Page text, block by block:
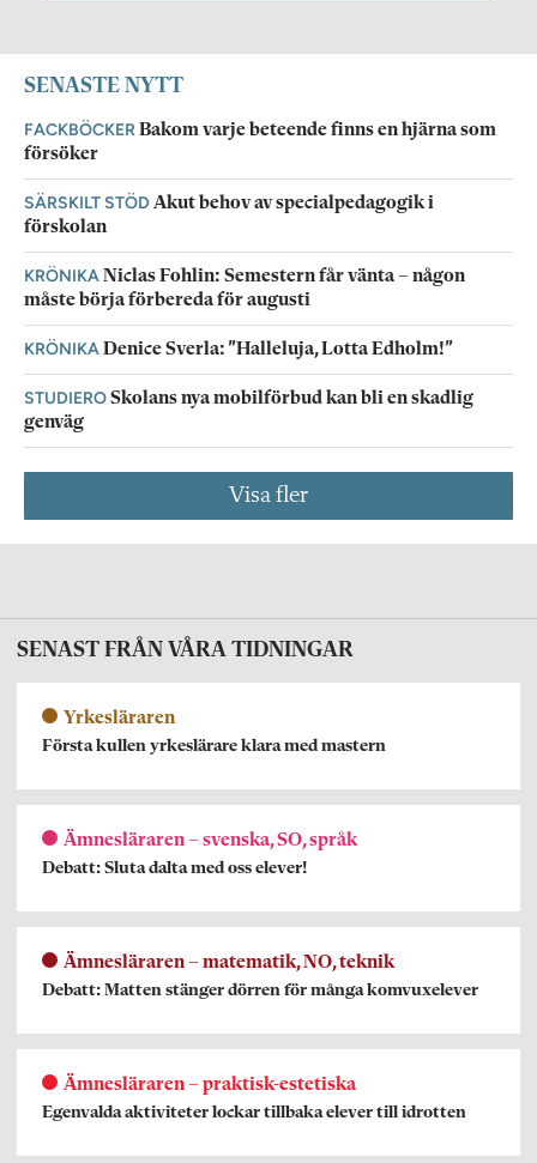
SENASTE NYTT
FACKBÖCKER Bakom varje beteende finns en hjärna som
försöker
SÄRSKILT STÖDAkut behov av specialpedagogik i
förskolan
KRÖNIKA Niclas Fohlin: Semestern får vänta – någon
måste börja förbereda för augusti
KRÖNIKA Denice Sverla: ”Halleluja, Lotta Edholm!”
STUDIEROSkolans nya mobilförbud kan bli en skadlig
genväg
Visa fler
SENAST FRÅN VÅRA TIDNINGAR
Yrkesläraren
Första kullen yrkeslärare klara med mastern
Ämnesläraren – svenska, SO, språk
Debatt: Sluta dalta med oss elever!
Ämnesläraren – matematik, NO, teknik
Debatt: Matten stänger dörren för många komvuxelever
Ämnesläraren – praktisk-estetiska
Egenvalda aktiviteter lockar tillbaka elever till idrotten